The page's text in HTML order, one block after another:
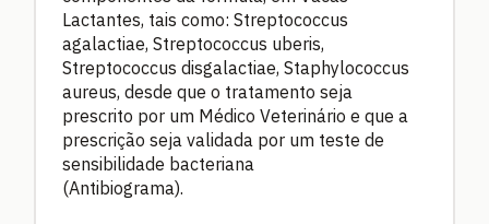
Lactantes, tais como: Streptococcus
agalactiae, Streptococcus uberis,
Streptococcus disgalactiae, Staphylococcus
aureus, desde que o tratamento seja
prescrito por um Médico Veterinário e que a
prescrição seja validada por um teste de
sensibilidade bacteriana
(Antibiograma).